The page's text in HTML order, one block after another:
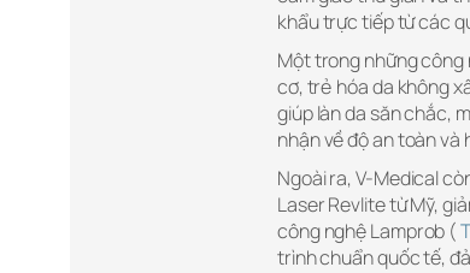
khẩu trực tiếp từ các
Một trong những công
cơ, trẻ hóa da không
giúp làn da săn chắc,
nhận về độ an toàn và
Ngoài ra, V-Medical
Laser Revlite từ Mỹ,
công nghệ Lamprob (
trình chuẩn quốc tế,